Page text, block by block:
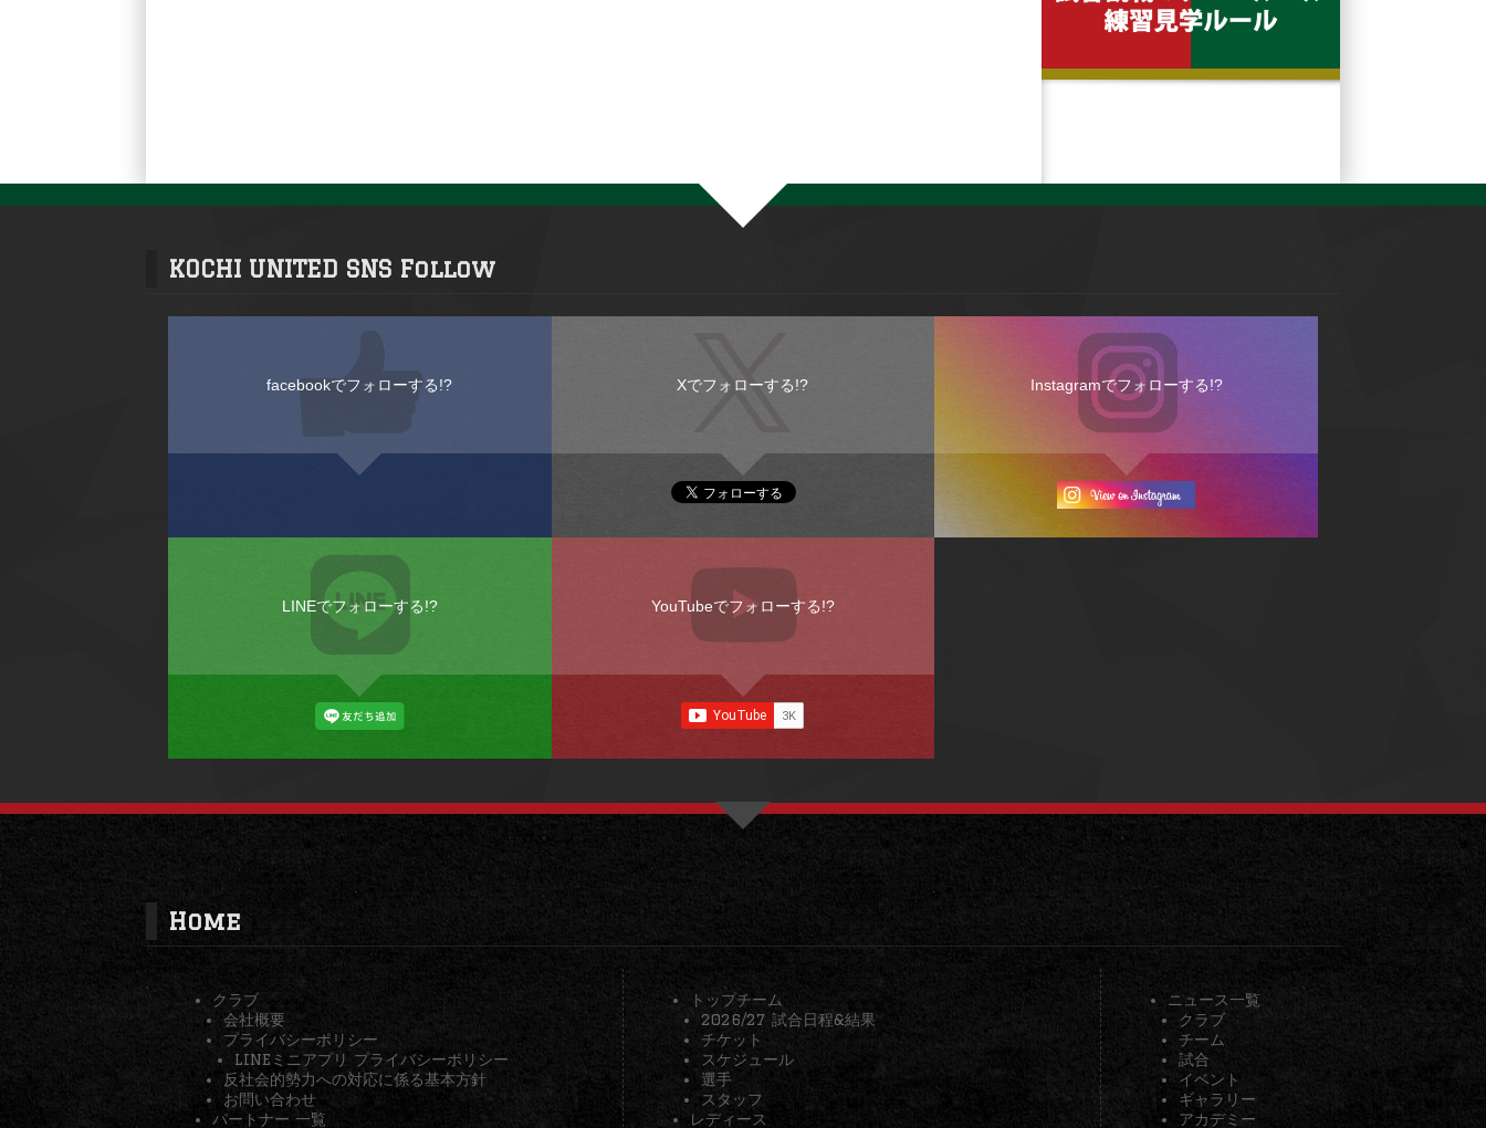
KOCHI UNITED SNS Follow
facebookでフォローする!? Xでフォローする!? Instagramでフォローする!?
LINEでフォローする!? YouTubeでフォローする!?
Home
クラブ
会社概要
プライバシーポリシー
LINEミニアプリ プライバシーポリシー
反社会的勢力への対応に係る基本方針
お問い合わせ
パートナー 一覧
トップチーム
2026/27 試合日程&結果
チケット
スケジュール
選手
スタッフ
レディース
ニュース一覧
クラブ
チーム
試合
イベント
ギャラリー
アカデミー